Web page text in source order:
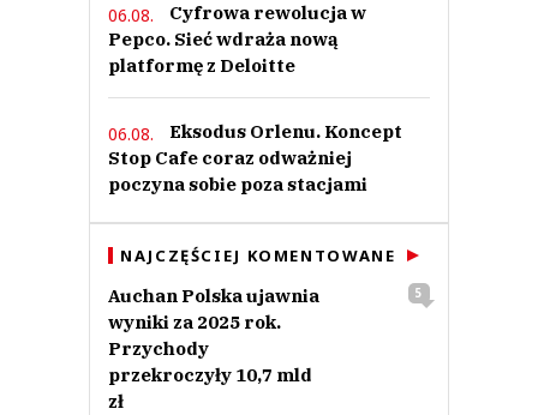
06.08.
Cyfrowa rewolucja w
Pepco. Sieć wdraża nową
platformę z Deloitte
06.08.
Eksodus Orlenu. Koncept
Stop Cafe coraz odważniej
poczyna sobie poza stacjami
NAJCZĘŚCIEJ KOMENTOWANE
Auchan Polska ujawnia
wyniki za 2025 rok.
Przychody
przekroczyły 10,7 mld
zł
5